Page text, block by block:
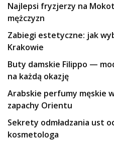
Najlepsi fryzjerzy na
mężczyzn
Zabiegi estetyczne: jak
Krakowie
Buty damskie Filippo —
na każdą okazję
Arabskie perfumy męskie
zapachy Orientu
Sekrety odmładzania ust
kosmetologa